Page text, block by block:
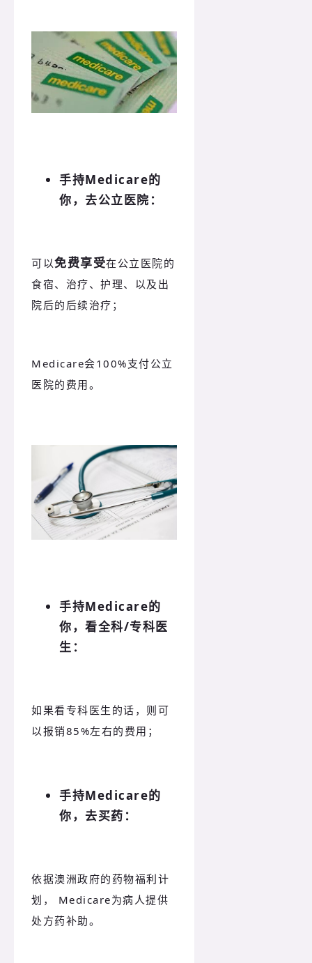
手持Medicare的
你，去公立医院：
可以免费享受在公立医院的
食宿、治疗、护理、以及出
院后的后续治疗；
Medicare会100%支付公立
医院的费用。
手持Medicare的
你，看全科/专科医
生：
如果看专科医生的话，则可
以报销85%左右的费用；
手持Medicare的
你，去买药：
依据澳洲政府的药物福利计
划， Medicare为病人提供
处方药补助。